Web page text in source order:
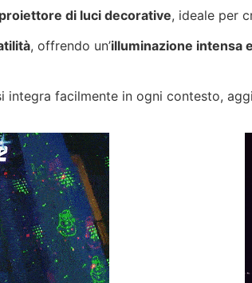
di luci decorative, ideale per
, offrendo un’illuminazione intensa
integra facilmente in ogni contesto,